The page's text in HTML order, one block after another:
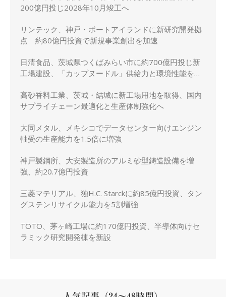
200億円投じ2028年10月竣工へ
リンテック、神戸・ポートアイランドに新研究開発拠
点 約80億円投資で新規事業創出を加速
日清食品、茨城県つくばみらい市に約700億円投じ新
工場建設、「カップヌードル」供給力と環境性能を強
高砂香料工業、茨城・結城に新工場用地を取得、国内
サプライチェーン最適化と生産体制強化へ
大同メタル、メキシコでデータセンター向けエンジン
軸受の生産能力を1.5倍に増強
神戸製鋼所、大安製造所のアルミ砂型鋳造設備を増
強、約20.7億円投資
三菱マテリアル、独H.C. Starckに約85億円投資、タン
グステンリサイクル能力を5割増強
TOTO、茅ヶ崎工場に約170億円投資、半導体向けセ
ラミック研究開発棟を新設